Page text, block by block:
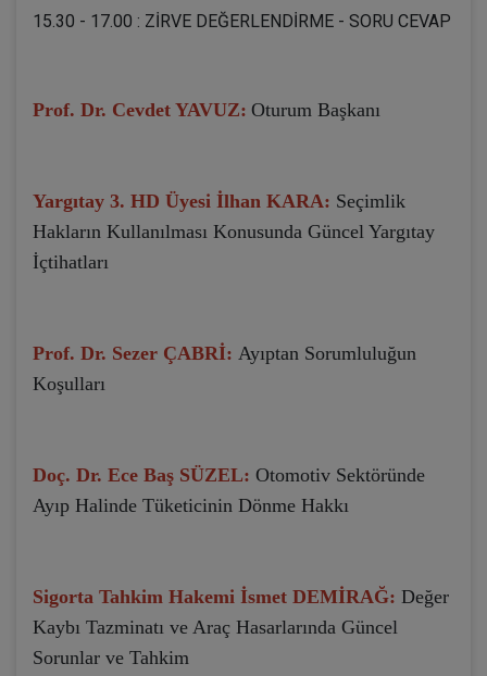
15.30 - 17.00 : ZİRVE DEĞERLENDİRME - SORU CEVAP
Prof. Dr. Cevdet YAVUZ: Oturum Başkanı
Yargıtay 3. HD Üyesi İlhan KARA: Seçimlik
Hakların Kullanılması Konusunda Güncel Yargıtay
İçtihatları
Prof. Dr. Sezer ÇABRİ: Ayıptan Sorumluluğun
Koşulları
Doç. Dr. Ece Baş SÜZEL: Otomotiv Sektöründe
Ayıp Halinde Tüketicinin Dönme Hakkı
Sigorta Tahkim Hakemi İsmet DEMİRAĞ: Değer
Kaybı Tazminatı ve Araç Hasarlarında Güncel
Sorunlar ve Tahkim